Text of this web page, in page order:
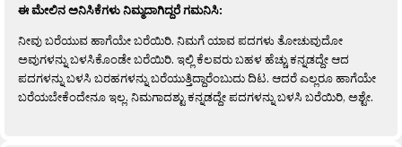
ಈ ಮೇಲಿನ ಅನಿಸಿಕೆಗಳು ನಿಮ್ಮದಾಗಿದ್ದರೆ ಗಮನಿಸಿ:
ನೀವು ಬರೆಯುವ ಹಾಗೆಯೇ ಬರೆಯಿರಿ. ನಿಮಗೆ ಯಾವ ಪದಗಳು ತೋಚುವುದೋ
ಅವುಗಳನ್ನು ಬಳಸಿಕೊಂಡೇ ಬರೆಯಿರಿ. ಇಲ್ಲಿ ಕೆಲವರು ಬಹಳ ಹೆಚ್ಚು ಕನ್ನಡದ್ದೇ ಆದ
ಪದಗಳನ್ನು ಬಳಸಿ ಬರಹಗಳನ್ನು ಬರೆಯುತ್ತಿದ್ದಾರೆಂಬುದು ದಿಟ. ಆದರೆ ಎಲ್ಲರೂ ಹಾಗೆಯೇ
ಬರೆಯಬೇಕೆಂದೇನೂ ಇಲ್ಲ. ನಿಮಗಾದಶ್ಟು ಕನ್ನಡದ್ದೇ ಪದಗಳನ್ನು ಬಳಸಿ ಬರೆಯಿರಿ, ಅಶ್ಟೇ.